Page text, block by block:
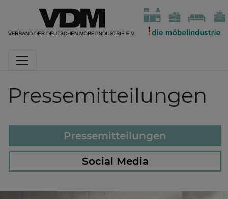
Pressemitteilungen
Pressemitteilungen
Social Media